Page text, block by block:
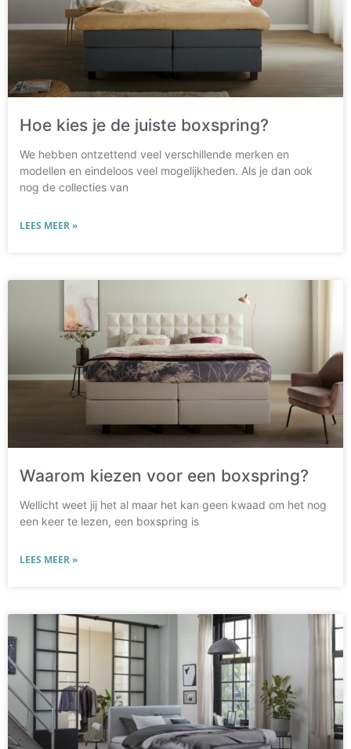
Hoe kies je de juiste boxspring?
We hebben ontzettend veel verschillende merken en
modellen en eindeloos veel mogelijkheden. Als je dan ook
nog de collecties van
LEES MEER »
Waarom kiezen voor een boxspring?
Wellicht weet jij het al maar het kan geen kwaad om het nog
een keer te lezen, een boxspring is
LEES MEER »